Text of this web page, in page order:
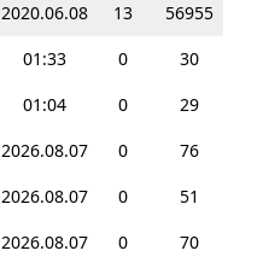
2020.06.08 13
56955
01:33 0
30
01:04 0
29
2026.08.07 0
76
2026.08.07 0
51
2026.08.07 0
70